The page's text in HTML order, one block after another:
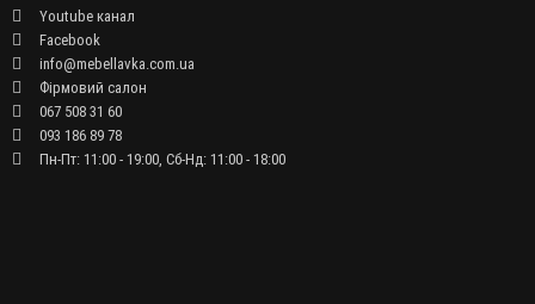
Youtube канал
Facebook
info@mebellavka.com.ua
Фірмовий салон
067 508 31 60
093 186 89 78
Пн-Пт: 11:00 - 19:00, Сб-Нд: 11:00 - 18:00